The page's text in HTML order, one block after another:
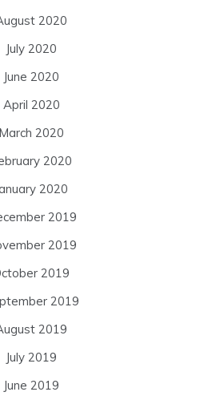
2020
July 2020
June 2020
April 2020
March 2020
2020
2020
2019
2019
2019
2019
2019
July 2019
June 2019